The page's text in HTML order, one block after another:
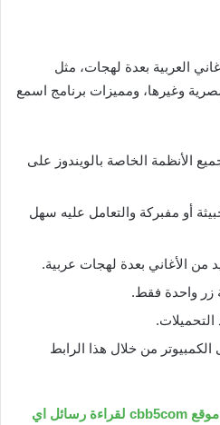
العربية بعدة لهجات، مثل
وغيرها، ومميزات برنامج اسمع
الأنظمة الخاصة بالويندوز على
أو مفبركة والتعامل عليه سهل
من الأغاني بعدة لهجات عربية.
زر واحدة فقط.
من خلال هذا الرابط
إضغط هنا cbb5 أو موقع cbb5com لقراءة رسائل اي